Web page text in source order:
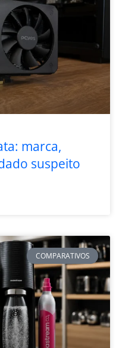
marca,
suspeito
COMPARATIVOS